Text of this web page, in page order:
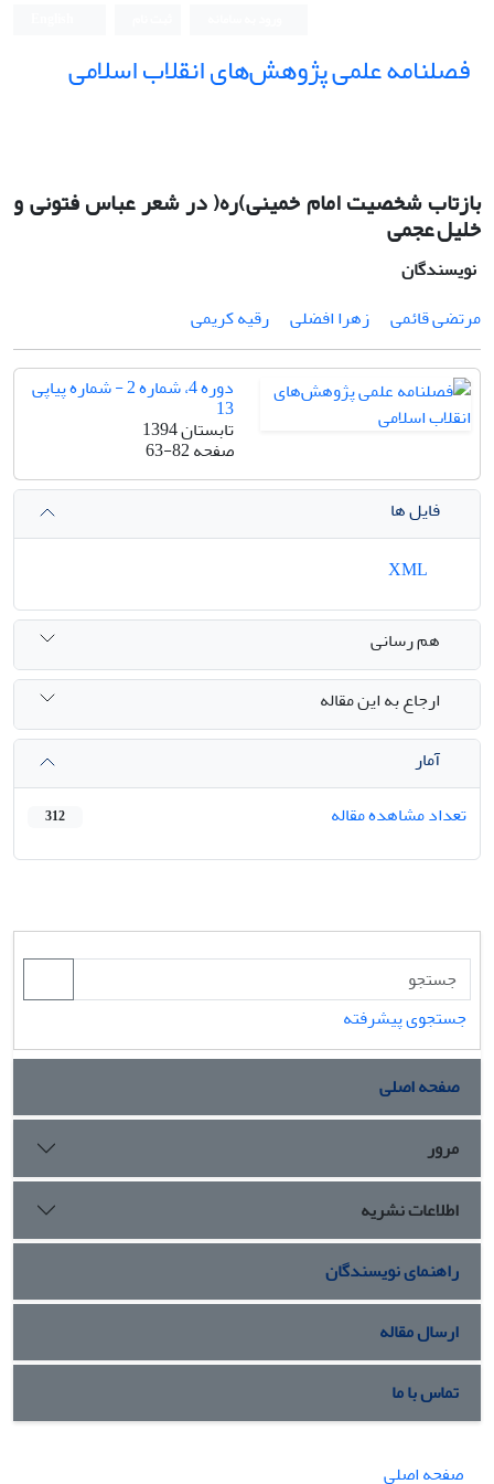
فصلنامه علمی پژوهش‌های انقلاب اسلامی
بازتاب شخصیت امام خمینی)ره( در شعر عباس فتونی و
خلیل عجمی
نویسندگان
مرتضی قائمی
زهرا افضلی رقیه کریمی
دوره 4، شماره 2 - شماره پیاپی
13
تابستان 1394
صفحه63-82
فایل ها
هم رسانی
ارجاع به این مقاله
آمار
تعداد مشاهده مقاله
312
جستجوی پیشرفته
صفحه اصلی
مرور
اطلاعات نشریه
راهنمای نویسندگان
ارسال مقاله
تماس با ما
صفحه اصلی